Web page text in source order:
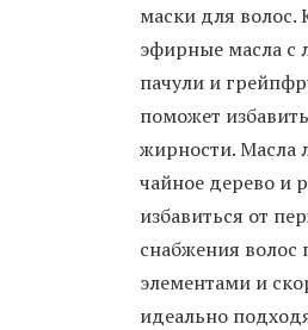
маски для волос.
эфирные масла с
пачули и
поможет
жирности. Масла
чайное дерево и
избавиться от
снабжения
элементами и
идеально